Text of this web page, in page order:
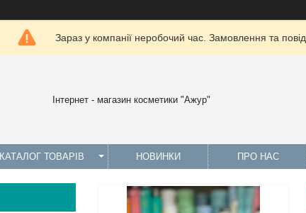
Зараз у компанії неробочий час. Замовлення та
Інтернет - магазин косметики "Ажур"
КАТАЛОГ ТОВАРІВ НОВИНКИ ПРО НАС